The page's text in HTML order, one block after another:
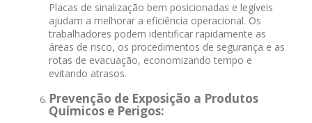
Placas de sinalização bem posicionadas e legíveis
ajudam a melhorar a eficiência operacional. Os
trabalhadores podem identificar rapidamente as
áreas de risco, os procedimentos de segurança e as
rotas de evacuação, economizando tempo e
evitando atrasos.
Prevenção de Exposição a Produtos
Químicos e Perigos: